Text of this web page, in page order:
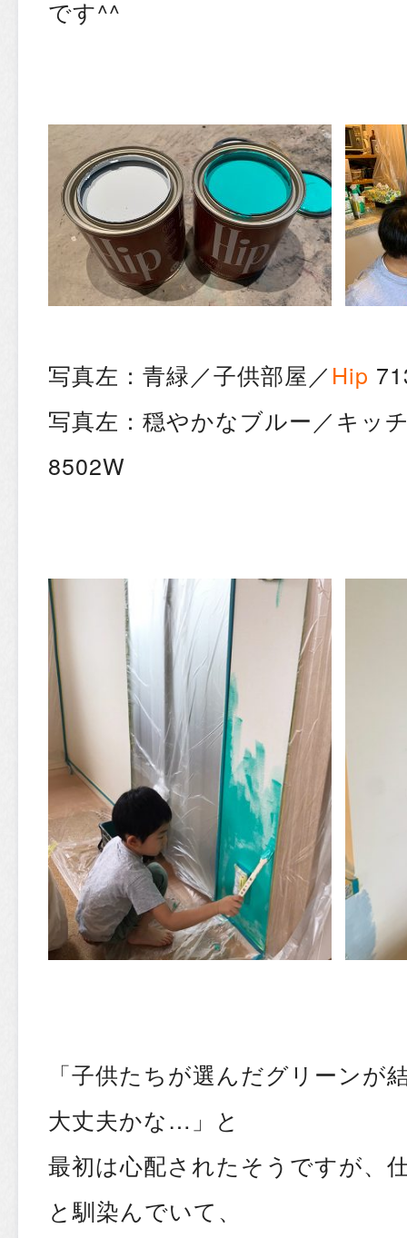
です^^
写真左：青緑／子供部屋／Hip
写真左：穏やかなブルー／キッ
8502W
「子供たちが選んだグリーンが
大丈夫かな…」と
最初は心配されたそうですが、
と馴染んでいて、